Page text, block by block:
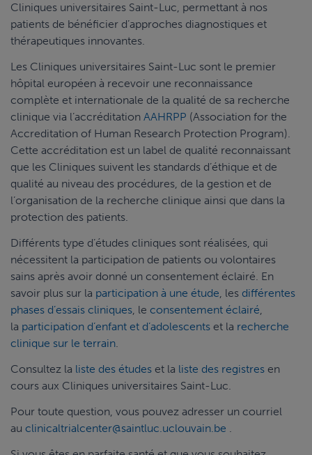
Cliniques universitaires Saint-Luc, permettant à nos
patients de bénéficier d’approches diagnostiques et
thérapeutiques innovantes.
Les Cliniques universitaires Saint-Luc sont le premier
hôpital européen à recevoir une reconnaissance
complète et internationale de la qualité de sa recherche
clinique via l’accréditation AAHRPP (Association for the
Accreditation of Human Research Protection Program).
Cette accréditation est un label de qualité reconnaissant
que les Cliniques suivent les standards d’éthique et de
qualité au niveau des procédures, de la gestion et de
l’organisation de la recherche clinique ainsi que dans la
protection des patients.
Différents type d’études cliniques sont réalisées, qui
nécessitent la participation de patients ou volontaires
sains après avoir donné un consentement éclairé. En
savoir plus sur la participation à une étude, les différentes
phases d’essais cliniques, le consentement éclairé,
la participation d’enfant et d’adolescents et la recherche
clinique sur le terrain.
Consultez la liste des études et la liste des registres en
cours aux Cliniques universitaires Saint-Luc.
Pour toute question, vous pouvez adresser un courriel
au clinicaltrialcenter@saintluc.uclouvain.be .